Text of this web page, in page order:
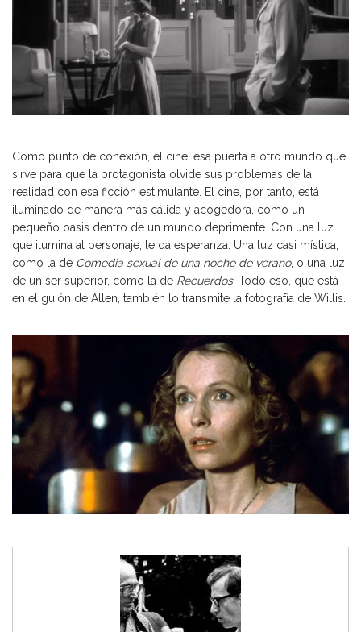
Como punto de conexión, el cine, esa puerta a otro mundo que
sirve para que la protagonista olvide sus problemas de la
realidad con esa ficción estimulante. El cine, por tanto, está
iluminado de manera más cálida y acogedora, como un
pequeño oasis dentro de un mundo deprimente. Con una luz
que ilumina al personaje, le da esperanza. Una luz casi mística,
como la de Comedia sexual de una noche de verano, o una luz
de un ser superior, como la de Recuerdos. Todo eso, que está
en el guión de Allen, también lo transmite la fotografía de Willis.